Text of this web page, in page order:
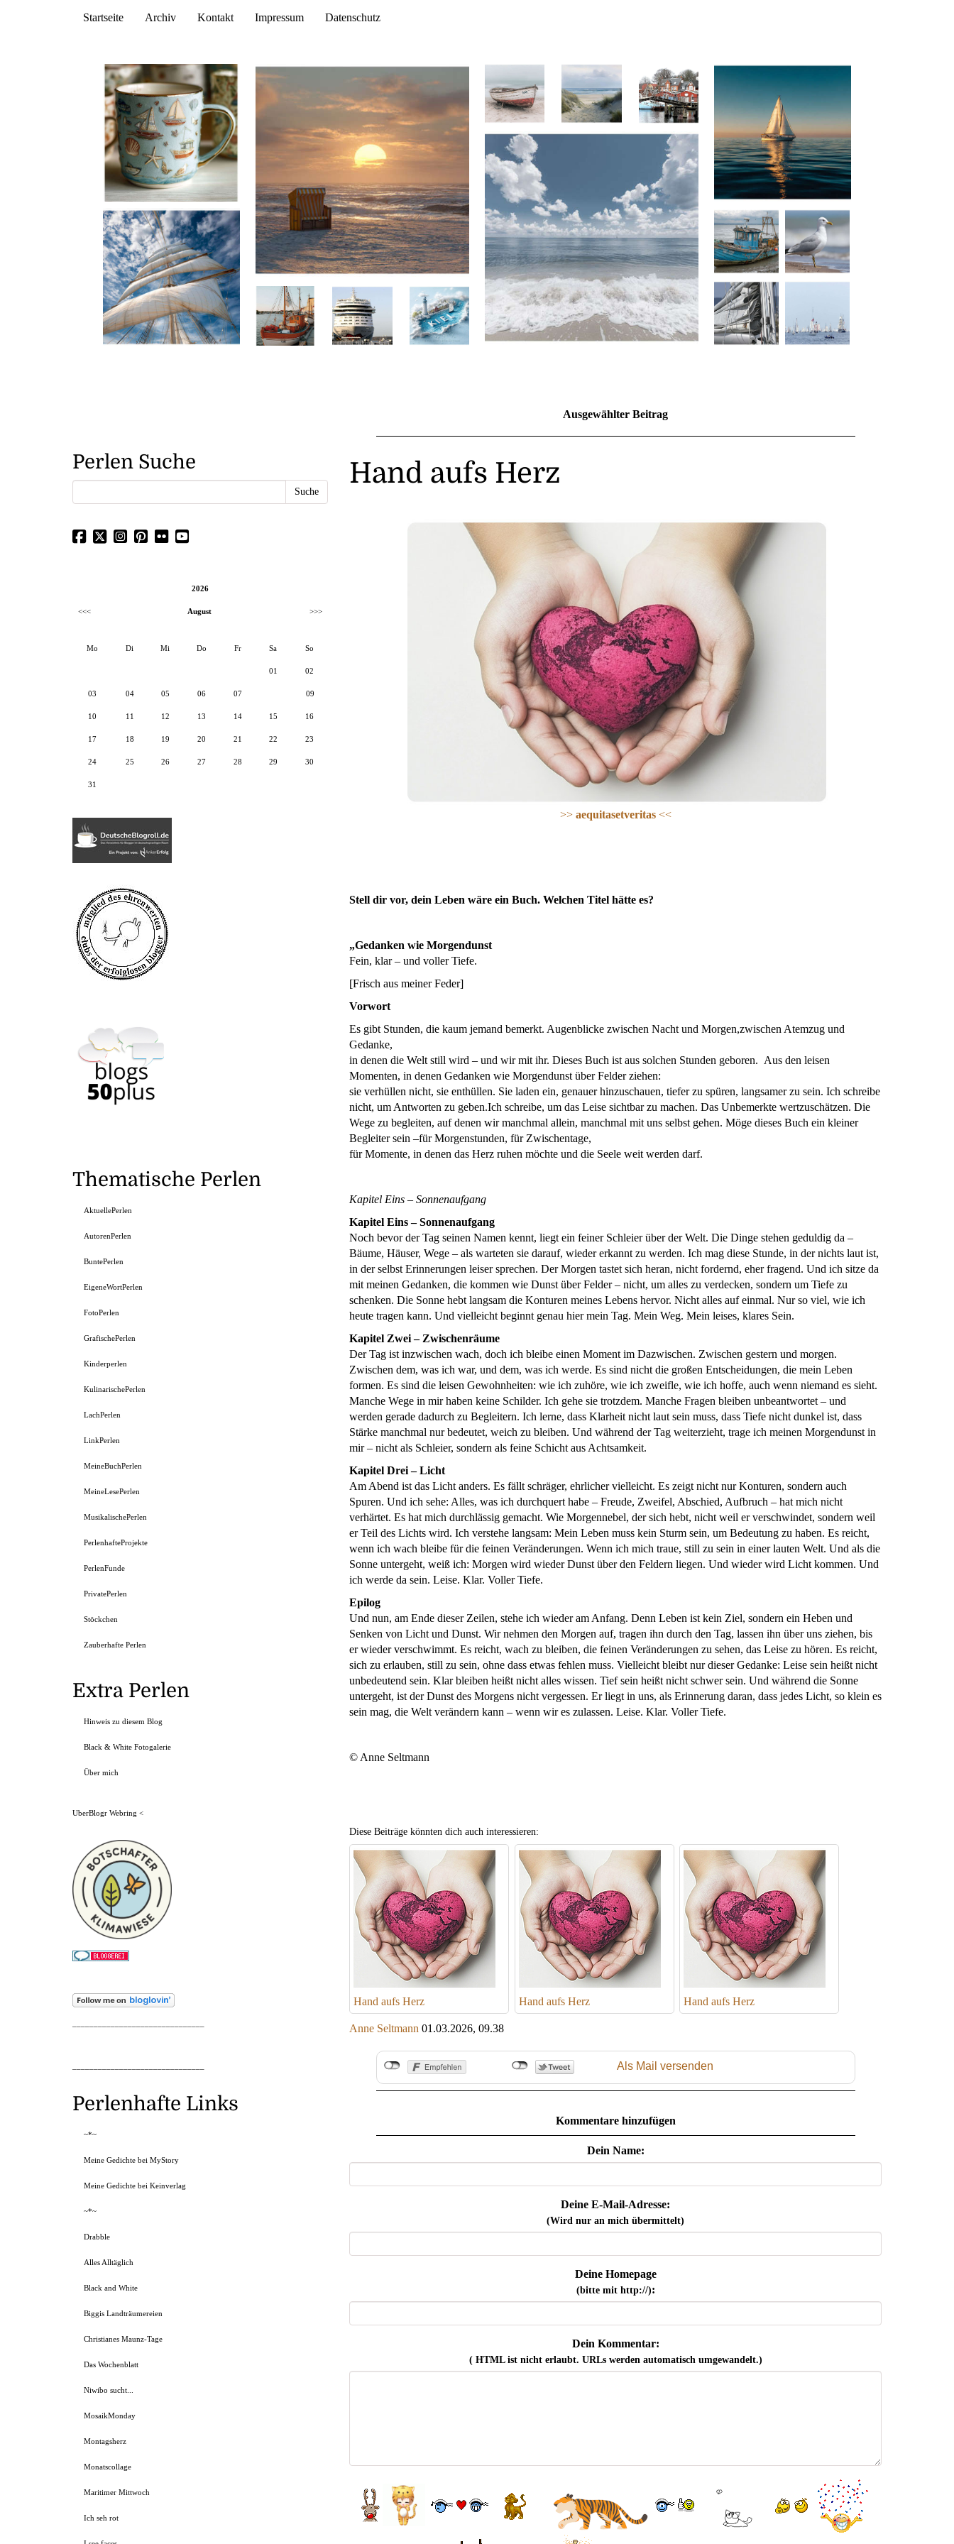
Startseite Archiv Kontakt Impressum Datenschutz
Ausgewählter Beitrag
Hand aufs Herz
>> aequitasetveritas <<
Stell dir vor, dein Leben wäre ein Buch. Welchen Titel hätte es?
„Gedanken wie Morgendunst
Fein, klar – und voller Tiefe.
[Frisch aus meiner Feder]
Vorwort
Es gibt Stunden, die kaum jemand bemerkt. Augenblicke zwischen Nacht und Morgen,zwischen Atemzug und
Gedanke,
in denen die Welt still wird – und wir mit ihr. Dieses Buch ist aus solchen Stunden geboren. Aus den leisen
Momenten, in denen Gedanken wie Morgendunst über Felder ziehen:
sie verhüllen nicht, sie enthüllen. Sie laden ein, genauer hinzuschauen, tiefer zu spüren, langsamer zu sein. Ich schreibe
nicht, um Antworten zu geben.Ich schreibe, um das Leise sichtbar zu machen. Das Unbemerkte wertzuschätzen. Die
Wege zu begleiten, auf denen wir manchmal allein, manchmal mit uns selbst gehen. Möge dieses Buch ein kleiner
Begleiter sein –für Morgenstunden, für Zwischentage,
für Momente, in denen das Herz ruhen möchte und die Seele weit werden darf.
Kapitel Eins – Sonnenaufgang
Kapitel Eins – Sonnenaufgang
Noch bevor der Tag seinen Namen kennt, liegt ein feiner Schleier über der Welt. Die Dinge stehen geduldig da –
Bäume, Häuser, Wege – als warteten sie darauf, wieder erkannt zu werden. Ich mag diese Stunde, in der nichts laut ist,
in der selbst Erinnerungen leiser sprechen. Der Morgen tastet sich heran, nicht fordernd, eher fragend. Und ich sitze da
mit meinen Gedanken, die kommen wie Dunst über Felder – nicht, um alles zu verdecken, sondern um Tiefe zu
schenken. Die Sonne hebt langsam die Konturen meines Lebens hervor. Nicht alles auf einmal. Nur so viel, wie ich
heute tragen kann. Und vielleicht beginnt genau hier mein Tag. Mein Weg. Mein leises, klares Sein.
Kapitel Zwei – Zwischenräume
Der Tag ist inzwischen wach, doch ich bleibe einen Moment im Dazwischen. Zwischen gestern und morgen.
Zwischen dem, was ich war, und dem, was ich werde. Es sind nicht die großen Entscheidungen, die mein Leben
formen. Es sind die leisen Gewohnheiten: wie ich zuhöre, wie ich zweifle, wie ich hoffe, auch wenn niemand es sieht.
Manche Wege in mir haben keine Schilder. Ich gehe sie trotzdem. Manche Fragen bleiben unbeantwortet – und
werden gerade dadurch zu Begleitern. Ich lerne, dass Klarheit nicht laut sein muss, dass Tiefe nicht dunkel ist, dass
Stärke manchmal nur bedeutet, weich zu bleiben. Und während der Tag weiterzieht, trage ich meinen Morgendunst in
mir – nicht als Schleier, sondern als feine Schicht aus Achtsamkeit.
Kapitel Drei – Licht
Am Abend ist das Licht anders. Es fällt schräger, ehrlicher vielleicht. Es zeigt nicht nur Konturen, sondern auch
Spuren. Und ich sehe: Alles, was ich durchquert habe – Freude, Zweifel, Abschied, Aufbruch – hat mich nicht
verhärtet. Es hat mich durchlässig gemacht. Wie Morgennebel, der sich hebt, nicht weil er verschwindet, sondern weil
er Teil des Lichts wird. Ich verstehe langsam: Mein Leben muss kein Sturm sein, um Bedeutung zu haben. Es reicht,
wenn ich wach bleibe für die feinen Veränderungen. Wenn ich mich traue, still zu sein in einer lauten Welt. Und als die
Sonne untergeht, weiß ich: Morgen wird wieder Dunst über den Feldern liegen. Und wieder wird Licht kommen. Und
ich werde da sein. Leise. Klar. Voller Tiefe.
Epilog
Und nun, am Ende dieser Zeilen, stehe ich wieder am Anfang. Denn Leben ist kein Ziel, sondern ein Heben und
Senken von Licht und Dunst. Wir nehmen den Morgen auf, tragen ihn durch den Tag, lassen ihn über uns ziehen, bis
er wieder verschwimmt. Es reicht, wach zu bleiben, die feinen Veränderungen zu sehen, das Leise zu hören. Es reicht,
sich zu erlauben, still zu sein, ohne dass etwas fehlen muss. Vielleicht bleibt nur dieser Gedanke: Leise sein heißt nicht
unbedeutend sein. Klar bleiben heißt nicht alles wissen. Tief sein heißt nicht schwer sein. Und während die Sonne
untergeht, ist der Dunst des Morgens nicht vergessen. Er liegt in uns, als Erinnerung daran, dass jedes Licht, so klein es
sein mag, die Welt verändern kann – wenn wir es zulassen. Leise. Klar. Voller Tiefe.
© Anne Seltmann
Diese Beiträge könnten dich auch interessieren:
Hand aufs Herz Hand aufs Herz Hand aufs Herz
Anne Seltmann 01.03.2026, 09.38
Als Mail versenden
Kommentare hinzufügen
Dein Name:
Deine E-Mail-Adresse:
(Wird nur an mich übermittelt)
Deine Homepage
(bitte mit http://):
Dein Kommentar:
( HTML ist nichterlaubt. URLs werden automatisch umgewandelt.)
Perlen Suche
2026
<<< August >>>
Mo Di Mi Do Fr Sa So
01 02
03 04 05 06 07 09
10 11 12 13 14 15 16
17 18 19 20 21 22 23
24 25 26 27 28 29 30
31
Thematische Perlen
AktuellePerlen
AutorenPerlen
BuntePerlen
EigeneWortPerlen
FotoPerlen
GrafischePerlen
Kinderperlen
KulinarischePerlen
LachPerlen
LinkPerlen
MeineBuchPerlen
MeineLesePerlen
MusikalischePerlen
PerlenhafteProjekte
PerlenFunde
PrivatePerlen
Stöckchen
Zauberhafte Perlen
Extra Perlen
Hinweis zu diesem Blog
Black & White Fotogalerie
Über mich
UberBlogr Webring <
Perlenhafte Links
~*~
Meine Gedichte bei MyStory
Meine Gedichte bei Keinverlag
~*~
Drabble
Alles Alltäglich
Black and White
Biggis Landträumereien
Christianes Maunz-Tage
Das Wochenblatt
Niwibo sucht...
MosaikMonday
Montagsherz
Monatscollage
Maritimer Mittwoch
Ich seh rot